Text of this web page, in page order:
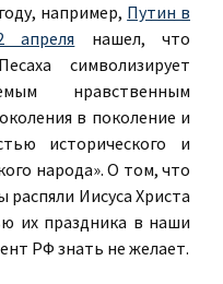
например, Путин в
апреля нашел, что
символизирует
нравственным
в поколение и
исторического и
народа». О том, что
Иисуса Христа
их праздника в наши
РФ знать не желает.